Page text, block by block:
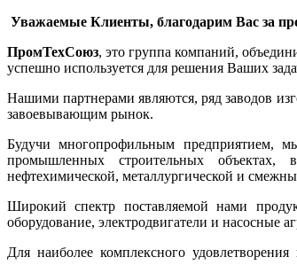
Уважаемые Клиенты, благодарим Вас за
ПромТехСоюз, это группа компаний,
успешно используется для решения Ваших
Нашими партнерами являются, ряд заводов
завоевывающим рынок.
Будучи многопрофильным предприятием,
промышленных строительных объектах,
нефтехимической, металлургической и
Широкий спектр поставляемой нами
оборудование, электродвигатели и насосные
Для наиболее комплексного